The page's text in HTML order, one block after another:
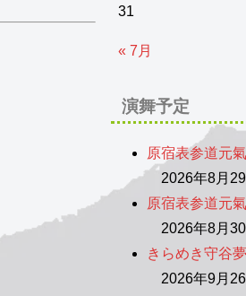
31
« 7月
演舞予定
原宿表参道元
2026年8月29
原宿表参道元
2026年8月30
きらめき守谷
2026年9月26